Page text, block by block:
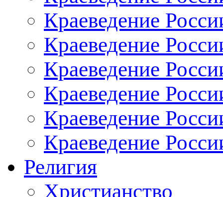
Краеведение
Краеведение
Краеведение
Краеведение
Краеведение
Краеведение
Религия
Христианство